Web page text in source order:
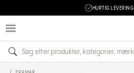
HURTIG LEVERING